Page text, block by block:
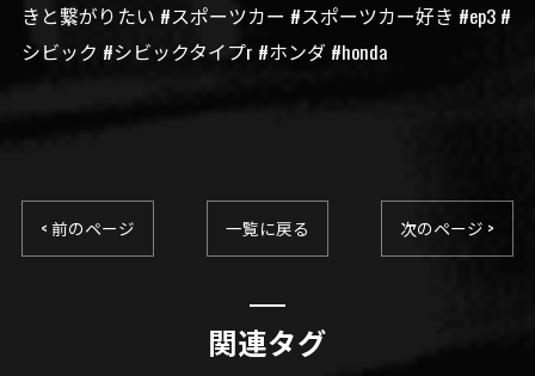
きと繋がりたい #スポーツカー #スポーツカー好き #ep3 #
シビック #シビックタイプr #ホンダ #honda
< 前のページ 一覧に戻る 次のページ >
関連タグ